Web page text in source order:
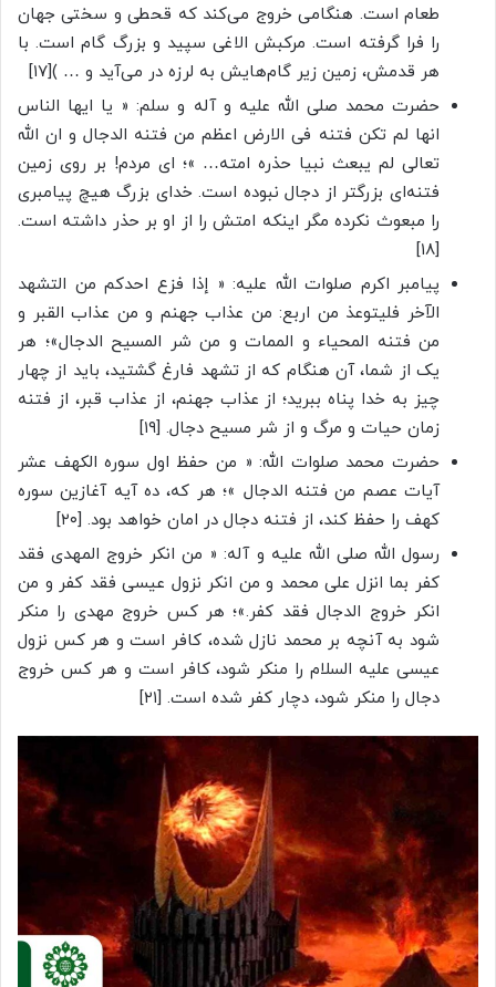
طعام است. هنگامی خروج می‌کند که قحطی و سختی جهان
را فرا گرفته است. مرکبش الاغی سپید و بزرگ گام است. با
هر قدمش، زمین زیر گام‌هایش به لرزه در می‌آید و … )[۱۷]
حضرت محمد صلی الله علیه و آله و سلم: « یا ایها الناس
انها لم تکن فتنه فی الارض اعظم من فتنه الدجال و ان الله
تعالی لم یبعث نبیا حذره امته… »؛ ای مردم! بر روی زمین
فتنه‌ای بزرگتر از دجال نبوده است. خدای بزرگ هیچ پیامبری
را مبعوث نکرده مگر اینکه امتش را از او بر حذر داشته است.
[۱۸]
پیامبر اکرم صلوات الله علیه: « إذا فزع احدکم من التشهد
الآخر فلیتوعذ من اربع: من عذاب جهنم و من عذاب القبر و
من فتنه المحیاء و الممات و من شر المسیح الدجال»؛ هر
یک از شما، آن هنگام که از تشهد فارغ گشتید، باید از چهار
چیز به خدا پناه ببرید؛ از عذاب جهنم، از عذاب قبر، از فتنه
زمان حیات و مرگ و از شر مسیح دجال. [۱۹]
حضرت محمد صلوات الله: « من حفظ اول سوره الکهف عشر
آیات عصم من فتنه الدجال »؛ هر که، ده آیه آغازین سوره
کهف را حفظ کند، از فتنه دجال در امان خواهد بود. [۲۰]
رسول الله صلی الله علیه و آله: « من انکر خروج المهدی فقد
کفر بما انزل علی محمد و من انکر نزول عیسی فقد کفر و من
انکر خروج الدجال فقد کفر.»؛ هر کس خروج مهدی را منکر
شود به آنچه بر محمد نازل شده، کافر است و هر کس نزول
عیسی علیه السلام را منکر شود، کافر است و هر کس خروج
دجال را منکر شود، دچار کفر شده است. [۲۱]